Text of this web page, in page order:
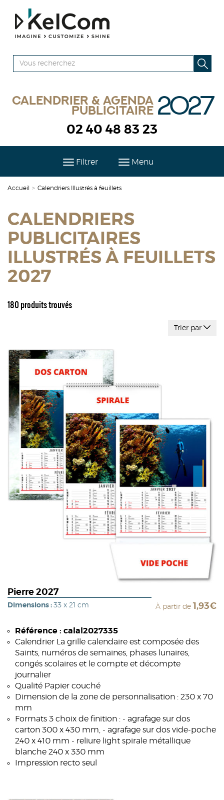
Calendrier & agenda
publicitaire 2027
02 40 48 83 23
Filtrer Menu
Accueil > Calendriers Illustrés à feuillets
CALENDRIERS
PUBLICITAIRES
ILLUSTRÉS À FEUILLETS
2027
180 produits trouvés
Trier par
Pierre 2027
Dimensions : 33 x 21 cm À partir de 1,93€
Référence : calal2027335
Calendrier La grille calendaire est composée des
Saints, numéros de semaines, phases lunaires,
congés scolaires et le compte et décompte
journalier
Qualité Papier couché
Dimension de la zone de personnalisation : 230 x 70
mm
Formats 3 choix de finition : - agrafage sur dos
carton 300 x 430 mm, - agrafage sur dos vide-poche
240 x 410 mm - reliure light spirale métallique
blanche 240 x 330 mm
Impression recto seul